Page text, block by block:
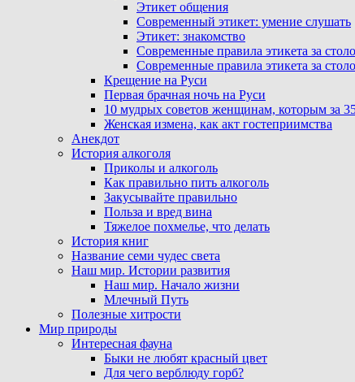
Этикет общения
Современный этикет: умение слушать
Этикет: знакомство
Современные правила этикета за
Современные правила этикета за
Крещение на Руси
Первая брачная ночь на Руси
10 мудрых советов женщинам, которым за
Женская измена, как акт гостеприимства
Анекдот
История алкоголя
Приколы и алкоголь
Как правильно пить алкоголь
Закусывайте правильно
Польза и вред вина
Тяжелое похмелье, что делать
История книг
Название семи чудес света
Наш мир. Истории развития
Наш мир. Начало жизни
Млечный Путь
Полезные хитрости
Мир природы
Интересная фауна
Быки не любят красный цвет
Для чего верблюду горб?